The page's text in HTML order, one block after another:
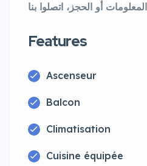
المعلومات أو الحجز، اتصلوا بنا
Features
Ascenseur
Balcon
Climatisation
Cuisine équipée